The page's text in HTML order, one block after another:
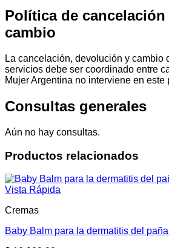
Política de
cambio
La cancelación, devolución y cambio
servicios debe ser coordinado entre
Mujer Argentina no interviene en este
Consultas generales
Aún no hay consultas.
Productos relacionados
Vista Rápida
Cremas
Baby Balm para la dermatitis del